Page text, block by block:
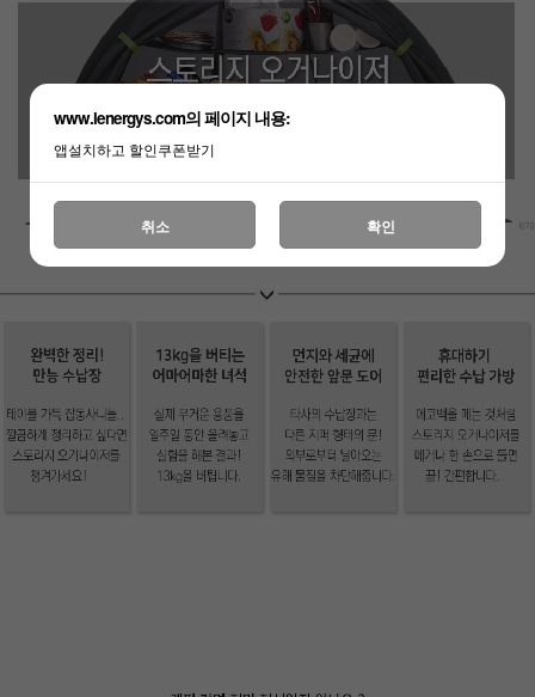
www.lenergys.com의 페이지 내용:
앱설치하고 할인쿠폰받기
취소 확인